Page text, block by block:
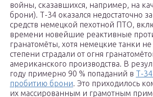
войны, сказавшихся, например, на
брони). Т-34 оказался недостаточно
средств немецкой пехотной ПТО,
времени новейшие реактивные
гранатомёты, хотя немецкие танки
степени страдали от огня
американского производства. В
году примерно 90 % попаданий в Т-
пробитию брони. Это приходилось
их массированным и грамотным